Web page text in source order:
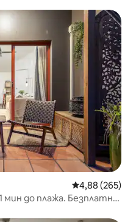
Средна
4,88 (265)
мин до плажа. Безплатно